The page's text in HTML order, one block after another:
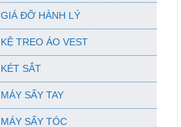
GIÁ ĐỠ HÀNH LÝ
KỆ TREO ÁO VEST
KÉT SẮT
MÁY SẤY TAY
MÁY SẤY TÓC